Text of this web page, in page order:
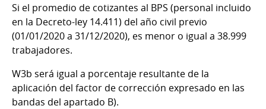
Si el promedio de cotizantes al BPS (personal incluido
en la Decreto-ley 14.411) del año civil previo
(01/01/2020 a 31/12/2020), es menor o igual a 38.999
trabajadores.
W3b será igual a porcentaje resultante de la
aplicación del factor de corrección expresado en las
bandas del apartado B).